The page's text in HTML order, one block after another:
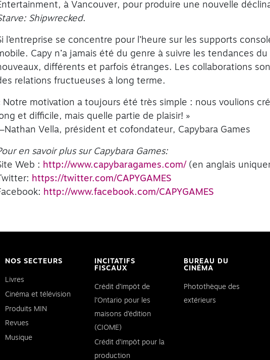
à Vancouver, pour produire une nouvelle
Shipwrecked.
l’entreprise se concentre pour l’heure sur les supports
Capy n’a jamais été du genre à suivre les tendances
différents et parfois étranges. Les collaborations
relations fructueuses à long terme.
Notre motivation a toujours été très simple : nous voulions
et difficile, mais quelle partie de plaisir! »
Vella, président et cofondateur, Capybara Games
en savoir plus surCapybara Games:
Web : http://www.capybaragames.com/ (en anglais
https://twitter.com/CAPYGAMES
http://www.facebook.com/CAPYGAMES
NOS SECTEURS
Livres
Cinéma et télévision
Produits MIN
Revues
Musique
INCITATIFS
FISCAUX
Crédit d’impôt de
l’Ontario pour les
maisons d’édition
(CIOME)
Crédit d’impôt pour la
production
BUREAU DU
CINÉMA
Photothèque des
extérieurs